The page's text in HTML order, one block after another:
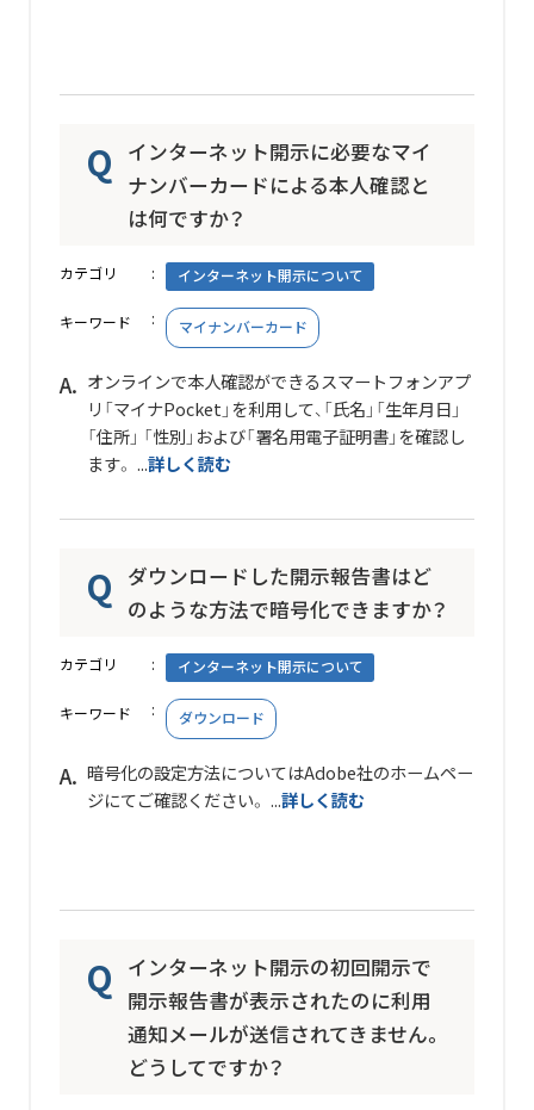
インターネット開示に必要なマイ
ナンバーカードによる本人確認と
は何ですか？
カテゴリ インターネット開示について
キーワード マイナンバーカード
オンラインで本人確認ができるスマートフォンアプ
リ「マイナPocket」を利用して、「氏名」「生年月日」
「住所」 「性別」および「署名用電子証明書」を確認し
ます。 ...詳しく読む
ダウンロードした開示報告書はど
のような方法で暗号化できますか？
カテゴリ インターネット開示について
キーワード ダウンロード
暗号化の設定方法についてはAdobe社のホームペー
ジにてご確認ください。 ...詳しく読む
インターネット開示の初回開示で
開示報告書が表示されたのに利用
通知メールが送信されてきません。
どうしてですか？